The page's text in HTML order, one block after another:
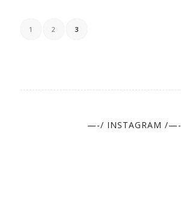
1 2 3
—-/ INSTAGRAM /—-